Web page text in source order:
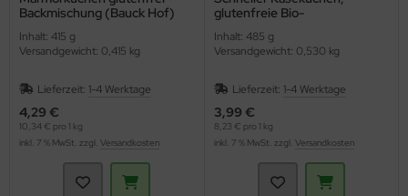
Backmischung (Bauck Hof)
Inhalt: 415 g
Versandgewicht: 0,415 kg
Lieferzeit: 1-4 Werktage
4,29 €
10,34 € pro 1 kg
inkl. 7 % MwSt. zzgl. Versandkosten
glutenfreie Bio-
(Bauckhof)
Inhalt: 485 g
Versandgewicht: 0,530 kg
Lieferzeit: 1-4 Werktage
3,99 €
8,23 € pro 1 kg
inkl. 7 % MwSt. zzgl. Versandkosten